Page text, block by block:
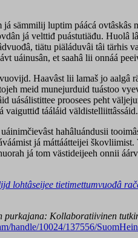
sämmilij luptim páácá ovtâskâs
já velttiđ puástutiäđu. Huolâ
tiätu piäláduvâi tâi tärhis
uáinusân, et saahâ lii onnáá
Haavâst lii lamaš jo aalgâ
meid munejurduid tuástoo
proosees peht
vaiguttiđ tááláid väldistelliittâssáid.
hahâluándusii
já máttáátteijei
já tom västideijeeh onnii
lohtâseijee tietimettumvuođâ
purkajana: Kollaboratiivinen
handle/10024/137556/